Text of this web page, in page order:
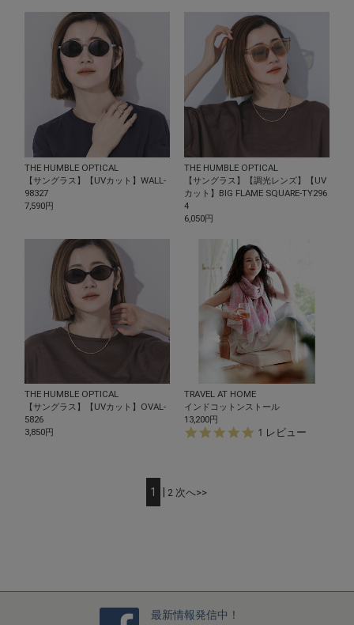
THE HUMBLE OPTICAL
【サングラス】【UVカット】WALL-
98327
7,590円
THE HUMBLE OPTICAL
【サングラス】【調光レンズ】【UV
カット】BIG FLAME SQUARE-TY296
4
6,050円
THE HUMBLE OPTICAL
【サングラス】【UVカット】OVAL-
5826
3,850円
TRAVEL AT HOME
インドコットンストール
13,200円
5.1 レビュー
1 2 次へ>>
最新情報発信中！